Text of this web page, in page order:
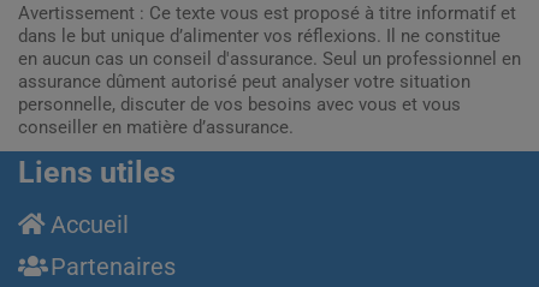
Avertissement : Ce texte vous est proposé à titre informatif et
dans le but unique d’alimenter vos réflexions. Il ne constitue
en aucun cas un conseil d'assurance. Seul un professionnel en
assurance dûment autorisé peut analyser votre situation
personnelle, discuter de vos besoins avec vous et vous
conseiller en matière d’assurance.
Liens utiles
Accueil
Partenaires